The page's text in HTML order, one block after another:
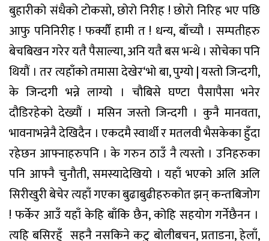
बुहारीकोसंधैकोटोकसो,छोरोनिरीह !छोरोनिरिहभएपछि
आफु पनिनिरीह!फर्क्यौं हामी त! धन्य,बाँच्यौ । सम्पतीहरु
बेचबिखनगरेरयतैपैसाल्या,अनियतैबसभन्थे । सोचेकापनि
थियौं । तरत्यहाँकोतमासादेखेर‘भोबा,पुग्यो|यस्तोजिन्दगी,
के जिन्दगी भन्ने लाग्यो । चौबिसे घण्टा पैसापैसा भनेर
दौडिरहेको देख्यौं । मसिन जस्तो जिन्दगी । कुनै मानवता,
भावनाभन्नेनैदेखिदैन । एकदमैस्वार्थीरमतलवीभैसकेकाहुँदा
रहेछन आफ्नाहरुपनि । केगरुनठाउँनैत्यस्तो । उनिहरुका
पनि आफ्नै चुनौती,समस्यादेखियो । यहाँ भएको अलि अलि
सिरीखुरीबेचेरत्यहाँगएकाबुढाबुढीहरुकोतझन्कन्तबिजोग
! फर्केर आउँयहाँकेहिबाँकिछैन,कोहिसहयोगगर्नेछैनन ।
त्यहिबसिरहुँ सहनैनसकिनेकटु बोलीबचन,प्रताडना,हेलाँ,